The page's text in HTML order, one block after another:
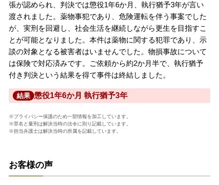
張が認められ、判決では懲役1年6か月、執行猶予3年が言い
渡されました。薬物事犯であり、危険運転を伴う事案でした
が、実刑を回避し、社会生活を継続しながら更生を目指すこ
とが可能となりました。本件は薬物に関する犯罪であり、示
談の対象となる被害者はいませんでした。物損事故について
は保険で対応済みです。ご依頼から約2か月半で、執行猶予
付き判決という結果を得て事件は終結しました。
結果 懲役1年6か月 執行猶予3年
※プライバシー保護のため一部情報を加工しています。
※罪名と量刑は解決当時の法令に則り記載しています。
※担当弁護士は解決当時の所属を記載しています。
お客様の声